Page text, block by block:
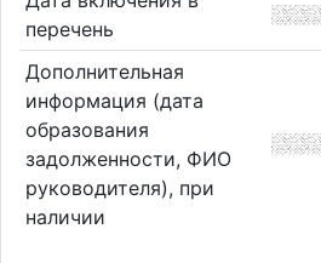
перечень
Дополнительная
информация (дата
образования
задолженности, ФИО
руководителя), при
наличии